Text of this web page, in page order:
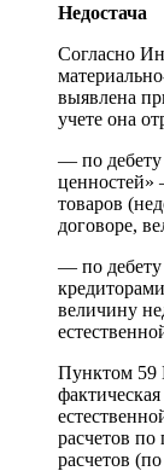
Недостача
Согласно
выявлена
учете она
— по дебету
ценностей»
товаров
договоре,
— по дебету
величину
Пунктом 59
расчетов по
расчетов